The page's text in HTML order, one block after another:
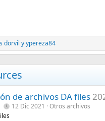
dorvil yypereza84
de archivos DA files
12 Dic 2021
Otros archivos